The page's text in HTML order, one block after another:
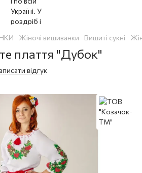
Жіночі вишиванки Вишиті сукні
плаття "Дубок"
відгук